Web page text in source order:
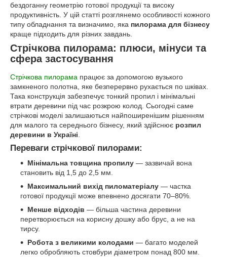
бездоганну геометрію готової продукції та високу
продуктивність. У цій статті розглянемо особливості кожного
типу обладнання та визначимо, яка пилорама для бізнесу
краще підходить для різних завдань.
Стрічкова пилорама: плюси, мінуси та
сфера застосування
Стрічкова пилорама працює за допомогою вузького
замкненого полотна, яке безперервно рухається по шківах.
Така конструкція забезпечує тонкий пропил і мінімальні
втрати деревини під час розкрою колод. Сьогодні саме
стрічкові моделі залишаються найпоширенішим рішенням
для малого та середнього бізнесу, який здійснює розпил
деревини в Україні
Переваги стрічкової пилорами:
Мінімальна товщина пропилу — зазвичай вона
становить від 1,5 до 2,5 мм.
Максимальний вихід пиломатеріалу — частка
готової продукції може впевнено досягати 70–80%.
Менше відходів — більша частина деревини
перетворюється на корисну дошку або брус, а не на
тирсу.
Робота з великими колодами — багато моделей
легко обробляють стовбури діаметром понад 800 мм.